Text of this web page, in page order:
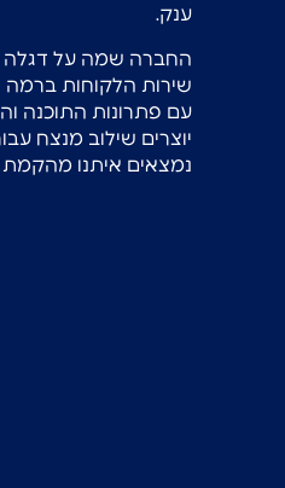
ענק.
החברה שמה על דגלה
שירות הלקוחות ברמה
עם פתרונות התוכנה
יוצרים שילוב מנצח
נמצאים איתנו